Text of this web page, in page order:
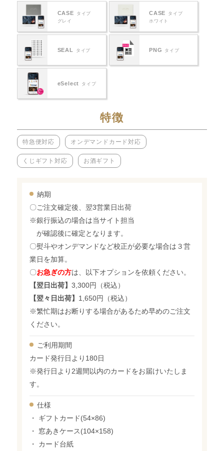
CASE
タイプ
グレイ
CASE
タイプ
ホワイト
SEAL タイプ PNG タイプ
eSelect タイプ
特徴
特急便対応 オンデマンドカード対応
くじギフト対応 お酒ギフト
納期
〇ご注文確定後、翌3営業日出荷
※銀行振込の場合は当サイト担当
が確認後に確定となります。
〇熨斗やオンデマンドなど校正が必要な場合は３営
業日を加算。
〇お急ぎの方は、以下オプションを依頼ください。
【翌日出荷】3,300円（税込）
【翌々日出荷】 1,650円（税込）
※繁忙期はお断りする場合があるため早めのご注文
ください。
ご利用期間
カード発行日より180日
※発行日より2週間以内のカードをお届けいたしま
す。
仕様
・ ギフトカード(54×86)
・ 窓あきケース(104×158)
・ カード台紙